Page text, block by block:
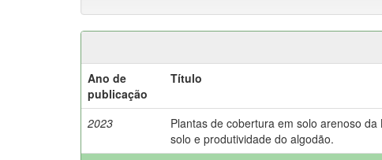
Ano de
publicação
Título
2023
Plantas de cobertura em solo arenoso
solo e produtividade do algodão.